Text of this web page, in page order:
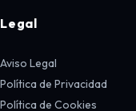
Legal
Aviso Legal
Política de Privacidad
Política de Cookies